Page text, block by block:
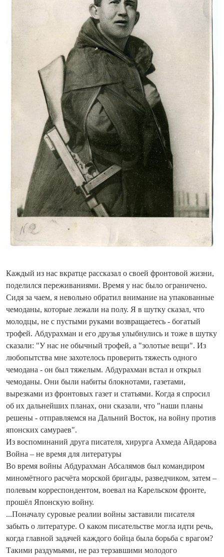
Каждый из нас вкратце рассказал о своей фронтовой жизни,
поделился переживаниями. Время у нас было ограничено.
Сидя за чаем, я невольно обратил внимание на упакованные
чемоданы, которые лежали на полу. Я в шутку сказал, что
молодцы, не с пустыми руками возвращаетесь - богатый
трофей. Абдурахман и его друзья улыбнулись и тоже в шутку
сказали: "У нас не обычный трофей, а "золотые вещи". Из
любопытства мне захотелось проверить тяжесть одного
чемодана - он был тяжелым. Абдурахман встал и открыл
чемоданы. Они были набиты блокнотами, газетами,
вырезками из фронтовых газет и статьями. Когда я спросил
об их дальнейших планах, они сказали, что "наши планы
решены - отправляемся на Дальний Восток, на войну против
японских самураев".
Из воспоминаний друга писателя, хирурга Ахмеда Айдарова
Война – не время для литературы
Во время войны Абдурахман Абсалямов был командиром
миномётного расчёта морской бригады, разведчиком, затем –
полевым корреспондентом, воевал на Карельском фронте,
прошёл Японскую войну.
...Поначалу суровые реалии войны заставили писателя
забыть о литературе. О каком писательстве могла идти речь,
когда главной задачей каждого бойца была борьба с врагом?
Такими раздумьями, не раз терзавшими молодого